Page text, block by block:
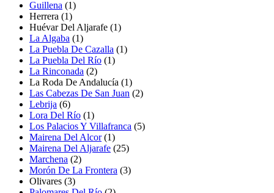
Guillena (1)
Herrera (1)
Huévar Del Aljarafe (1)
La Algaba (1)
La Puebla De Cazalla (1)
La Puebla Del Río (1)
La Rinconada (2)
La Roda De Andalucía (1)
Las Cabezas De San Juan (2)
Lebrija (6)
Lora Del Río (1)
Los Palacios Y Villafranca (5)
Mairena Del Alcor(1)
Mairena Del Aljarafe (25)
Marchena (2)
Morón De La Frontera (3)
Olivares (3)